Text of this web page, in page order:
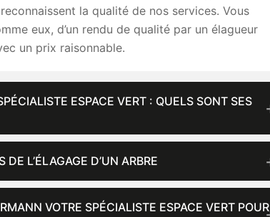
la qualité de nos services. Vous
eux, d’un rendu de qualité par un élagueur
un prix raisonnable.
ESPACE VERT : QUELS SONT SES
L’ÉLAGAGE D’UN ARBRE
VOTRE SPÉCIALISTE ESPACE VERT POUR